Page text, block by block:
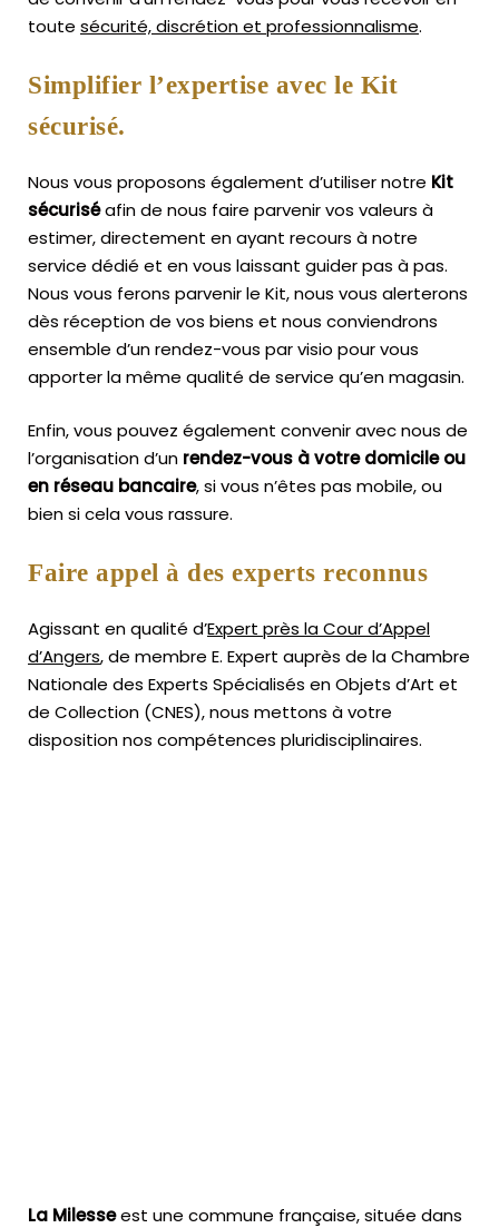
toute sécurité, discrétion et professionnalisme.
Simplifier l’expertise avec le Kit
sécurisé.
Nous vous proposons également d’utiliser notre Kit
sécuriséafin de nous faire parvenir vos valeurs à
estimer, directement en ayant recours à notre
service dédié et en vous laissant guider pas à pas.
Nous vous ferons parvenir le Kit, nous vous alerterons
dès réception de vos biens et nous conviendrons
ensemble d’un rendez-vous par visio pour vous
apporter la même qualité de service qu’en magasin.
Enfin, vous pouvez également convenir avec nous de
l’organisation d’un rendez-vous à votre domicile ou
en réseau bancaire, si vous n’êtes pas mobile, ou
bien si cela vous rassure.
Faire appel à des experts reconnus
Agissant en qualité d’Expert près la Cour d’Appel
d’Angers, de membre E. Expert auprès de laChambre
Nationale des Experts Spécialisés en Objets d’Art et
de Collection (CNES),nous mettons à votre
disposition nos compétences pluridisciplinaires.
La Milesseest une commune française, située dans